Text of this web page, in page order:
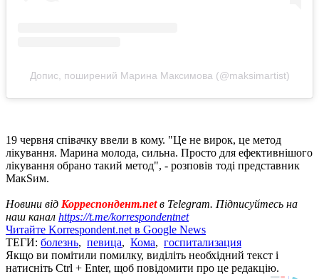
Допис, поширений Марина Максимова (@maksimartist)
19 червня співачку ввели в кому. "Це не вирок, це метод
лікування. Марина молода, сильна. Просто для ефективнішого
лікування обрано такий метод", - розповів тоді представник
МакSим.
Новини від Корреспондент.netв Telegram. Підписуйтесь на
наш канал https://t.me/korrespondentnet
Читайте Korrespondent.net в Google News
ТЕГИ: болезнь, певица, Кома, госпитализация
Якщо ви помітили помилку, виділіть необхідний текст і
натисніть Ctrl + Enter, щоб повідомити про це редакцію.